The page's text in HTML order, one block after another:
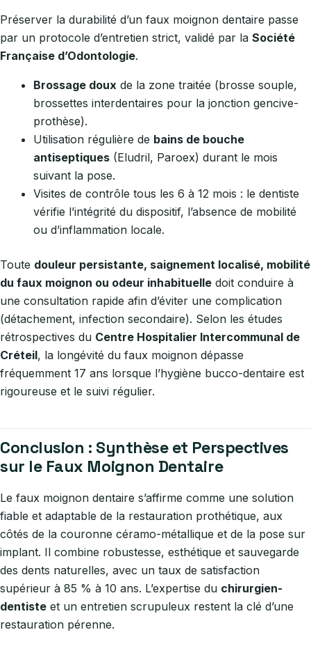
Préserver la durabilité d’un faux moignon dentaire passe
par un protocole d’entretien strict, validé par la Société
Française d’Odontologie.
Brossage doux de la zone traitée (brosse souple,
brossettes interdentaires pour la jonction gencive-
prothèse).
Utilisation régulière de bains de bouche
antiseptiques (Eludril, Paroex) durant le mois
suivant la pose.
Visites de contrôle tous les 6 à 12 mois : le dentiste
vérifie l’intégrité du dispositif, l’absence de mobilité
ou d’inflammation locale.
Toute douleur persistante, saignement localisé, mobilité
du faux moignon ou odeur inhabituelle doit conduire à
une consultation rapide afin d’éviter une complication
(détachement, infection secondaire). Selon les études
rétrospectives du Centre Hospitalier Intercommunal de
Créteil, la longévité du faux moignon dépasse
fréquemment 17 ans lorsque l’hygiène bucco-dentaire est
rigoureuse et le suivi régulier.
Conclusion : Synthèse et Perspectives
sur le Faux Moignon Dentaire
Le faux moignon dentaire s’affirme comme une solution
fiable et adaptable de la restauration prothétique, aux
côtés de la couronne céramo-métallique et de la pose sur
implant. Il combine robustesse, esthétique et sauvegarde
des dents naturelles, avec un taux de satisfaction
supérieur à 85 % à 10 ans. L’expertise du chirurgien-
dentiste et un entretien scrupuleux restent la clé d’une
restauration pérenne.